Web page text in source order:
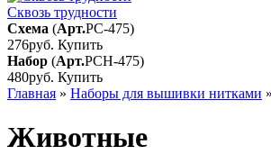
Сквозь трудности
Схема (Арт.РС-475)
276руб. Купить
Набор (Арт.РСН-475)
480руб. Купить
Главная » Наборы для вышивки нитками »
Животные